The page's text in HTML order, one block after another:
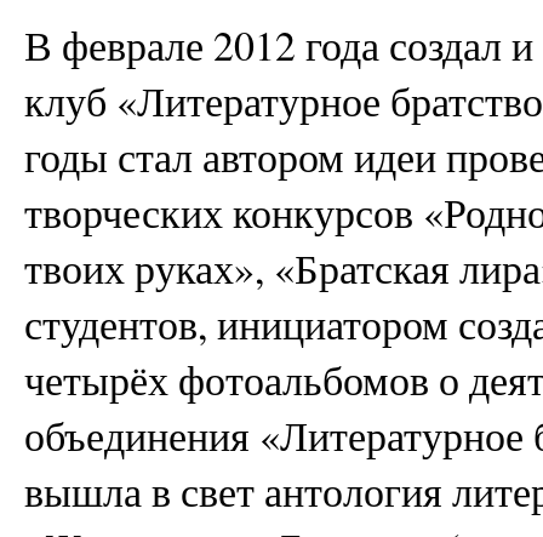
В феврале 2012 года создал
клуб «Литературное
годы стал автором идеи
творческих конкурсов
твоих руках», «Братская
студентов, инициатором
четырёх фотоальбомов о
объединения «Литературное
вышла в свет антология